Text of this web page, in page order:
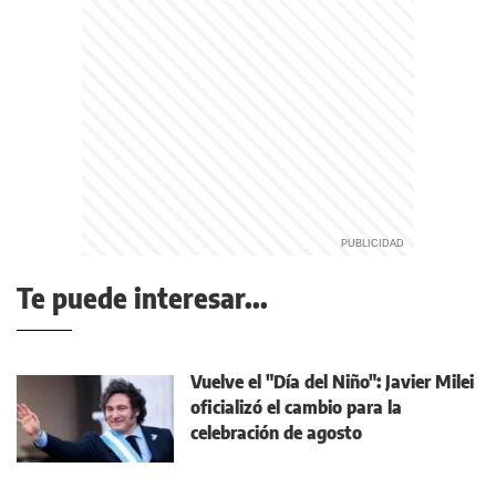
Te puede interesar...
Vuelve el "Día del Niño": Javier Milei
oficializó el cambio para la
celebración de agosto